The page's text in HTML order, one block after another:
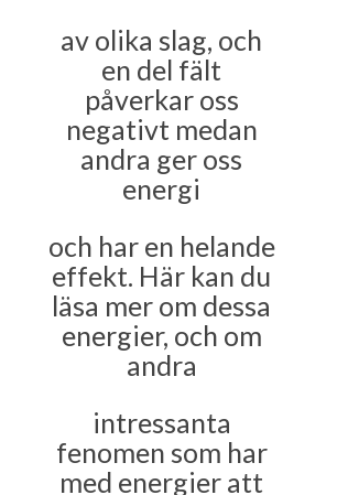
av olika slag, och
en del fält
påverkar oss
negativt medan
andra ger oss
energi
och har en helande
effekt. Här kan du
läsa mer om dessa
energier, och om
andra
intressanta
fenomen som har
med energier att